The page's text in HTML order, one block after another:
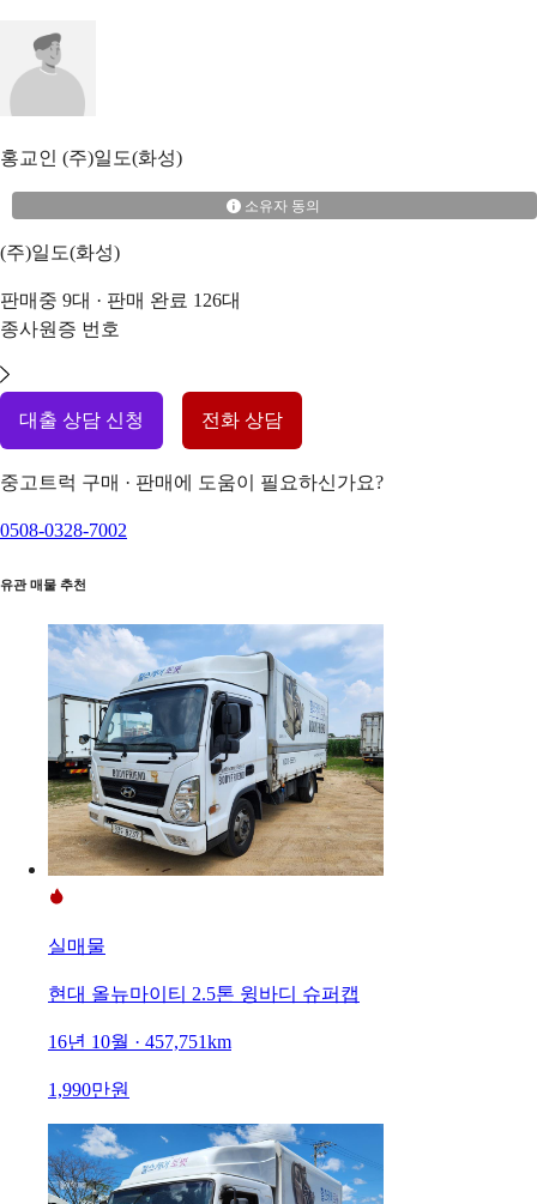
홍교인 (주)일도(화성)
소유자 동의
(주)일도(화성)
판매중 9대 · 판매 완료 126대
종사원증 번호
대출 상담 신청 전화 상담
중고트럭 구매 · 판매에 도움이 필요하신가요?
0508-0328-7002
유관 매물 추천
실매물
현대 올뉴마이티 2.5톤 윙바디 슈퍼캡
16년 10월 · 457,751km
1,990만원